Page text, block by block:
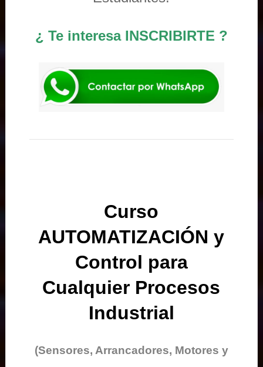
¿ Te interesa INSCRIBIRTE ?
Curso
AUTOMATIZACIÓN y
Control para
Cualquier Procesos
Industrial
(Sensores, Arrancadores, Motores y